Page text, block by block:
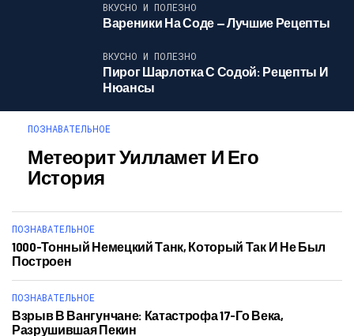
ВКУСНО И ПОЛЕЗНО
Вареники На Соде — Лучшие Рецепты
ВКУСНО И ПОЛЕЗНО
Пирог Шарлотка С Содой: Рецепты И
Нюансы
ПОЗНАВАТЕЛЬНОЕ
Метеорит Уилламет И Его
История
ПОЗНАВАТЕЛЬНОЕ
1000-Тонный Немецкий Танк, Который Так И Не Был
Построен
ПОЗНАВАТЕЛЬНОЕ
Взрыв В Вангунчане: Катастрофа 17-Го Века,
Разрушившая Пекин